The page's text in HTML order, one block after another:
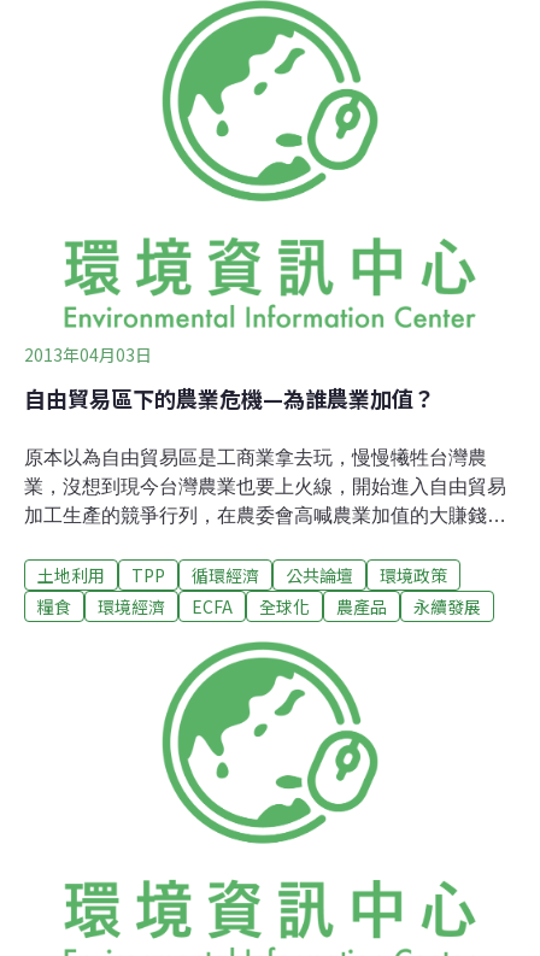
永旺表示，養殖魚的生產量，因新興國家消費量增加與消
費者重視健康等背景，在世界漁貨的供給量比重越來越
高，11年來已經倍增到4165萬噸。在這樣產銷供應裡，因
養殖用幼魚需求造成的天然魚濫捕，養殖業廢水與廢棄物
所帶來的海洋污染等問題日益嚴重，因此養殖魚如何以永
續方式生產，規劃其認證制度便成為要緊的議題；另外，
在天然魚方面，永旺也開發了經過MSC認
2013年04月03日
自由貿易區下的農業危機—為誰農業加值？
原本以為自由貿易區是工商業拿去玩，慢慢犧牲台灣農
業，沒想到現今台灣農業也要上火線，開始進入自由貿易
加工生產的競爭行列，在農委會高喊農業加值的大賺錢
不能全身而退？思考一下，該從五個角度來擔憂。一、利
潤加工化農委會宣稱的農業加值，最大的利基建立在自由
工技術，來產生利潤，但是這樣的盤算，有其問題。首
先，農作生產者與農作加工者，屬於不同群體、行業，對
於許多國內農產加工業者，原本還有管制措施，限制國外
進口農作，使用本國原料。一旦開放在自貿區設廠，即可
使用進口國外原料，無異開闢一個便門，讓許多加工業者
樂於進入自貿園區，大量使用國外農作原料，放棄本國生
產原料，結果只是富了加工業者，讓國內農民受到損失。
旦進入自貿園區設廠，這些原料進口、台灣加工的產品，
園區生
土地利用 TPP 循環經濟 公共論壇
環境政策
糧食
環境經濟 ECFA 全球化 農產品 永續發展